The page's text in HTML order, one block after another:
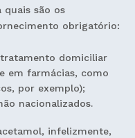
quais são os
obrigatório:
domiciliar
em farmácias, como
por exemplo);
nacionalizados.
infelizmente,